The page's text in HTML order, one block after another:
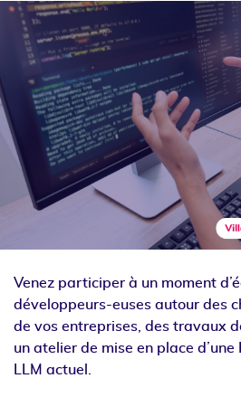
Venez participer à un moment
développeurs-euses autour des
de vos entreprises, des travaux
un atelier de mise en place d’une
LLM actuel.